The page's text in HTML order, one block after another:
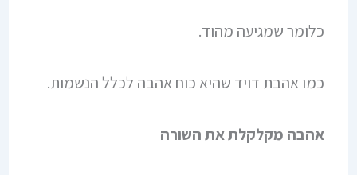
כלומר שמגיעה מהוד.
כמו אהבת דויד שהיא כוח אהבה לכלל הנשמות.
אהבה מקלקלת את השורה